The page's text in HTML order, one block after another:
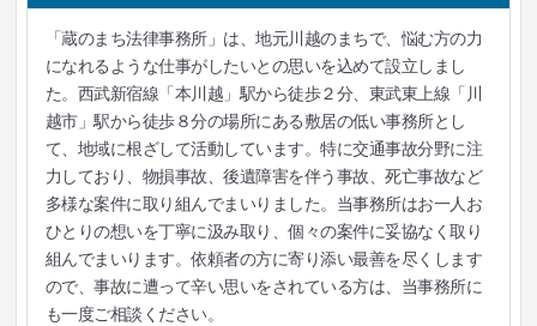
「蔵のまち法律事務所」は、地元川越のまちで、悩む方の力
になれるような仕事がしたいとの思いを込めて設立しまし
た。西武新宿線「本川越」駅から徒歩２分、東武東上線「川
越市」駅から徒歩８分の場所にある敷居の低い事務所とし
て、地域に根ざして活動しています。特に交通事故分野に注
力しており、物損事故、後遺障害を伴う事故、死亡事故など
多様な案件に取り組んでまいりました。当事務所はお一人お
ひとりの想いを丁寧に汲み取り、個々の案件に妥協なく取り
組んでまいります。依頼者の方に寄り添い最善を尽くします
ので、事故に遭って辛い思いをされている方は、当事務所に
も一度ご相談ください。